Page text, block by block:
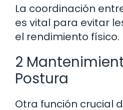
La coordinación
es vital para evitar
el rendimiento físico.
2
Postura
Otra función crucial